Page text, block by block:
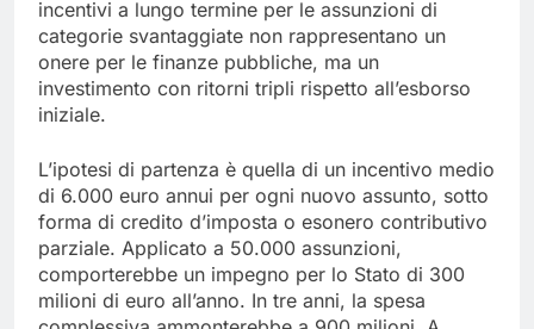
incentivi a lungo termine per le assunzioni di
categorie svantaggiate non rappresentano un
onere per le finanze pubbliche, ma un
investimento con ritorni tripli rispetto all’esborso
iniziale.
L’ipotesi di partenza è quella di un incentivo medio
di 6.000 euro annui per ogni nuovo assunto, sotto
forma di credito d’imposta o esonero contributivo
parziale. Applicato a 50.000 assunzioni,
comporterebbe un impegno per lo Stato di 300
milioni di euro all’anno. In tre anni, la spesa